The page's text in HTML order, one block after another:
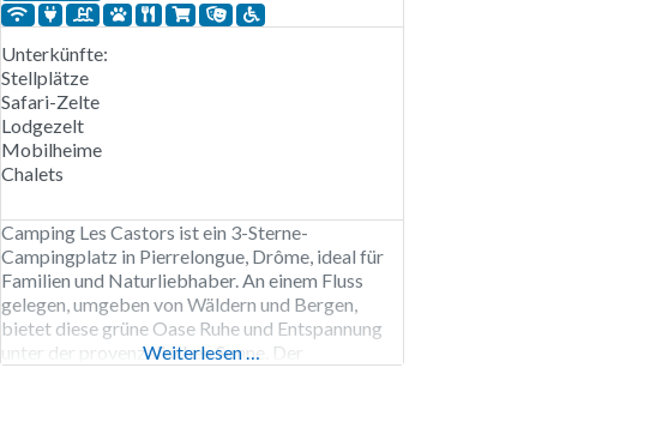
Unterkünfte:
Stellplätze
Safari-Zelte
Lodgezelt
Mobilheime
Chalets
Camping Les Castors ist ein 3-Sterne-
Campingplatz in Pierrelongue, Drôme, ideal für
Familien und Naturliebhaber. An einem Fluss
gelegen, umgeben von Wäldern und Bergen,
bietet diese grüne Oase Ruhe und Entspannung
unter der provenzalischen Sonne. Der
Weiterlesen …